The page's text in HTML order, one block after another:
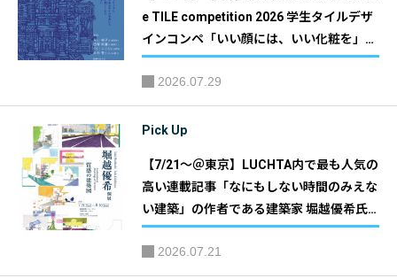
e TILE competition 2026 学生タイルデザ
インコンペ「いい顔には、いい化粧を」｜
主催：CERASTA 2026実行委員会
2026.07.29
Pick Up
【7/21～＠東京】LUCHTA内で最も人気の
高い連載記事「なにもしない時間のみえな
い建築」の作者である建築家 堀越優希氏
の個展が開催「質感の建築図」
2026.07.21